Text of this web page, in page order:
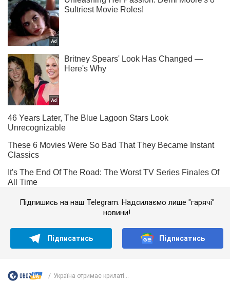
Підпишись на наш Telegram. Надсилаємо лише "гарячі"
новини!
Підписатись Підписатись
Україна отримає крилаті...